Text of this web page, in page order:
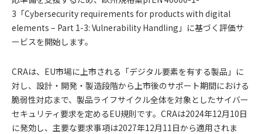
3「Cybersecurity requirements for products with digital
elements – Part 1-3: Vulnerability Handling」に基づく評価サ
ービスを開始します。
CRAは、EU市場に上市される「デジタル要素を有する製品」に
対し、設計・開発・製造段階から上市後のサポート期間における
脆弱性対応まで、製品ライフサイクル全体を対象としたサイバー
セキュリティ要求を定めるEU規則です。CRAは2024年12月10日
に発効し、主要な要求事項は2027年12月11日から適用されま